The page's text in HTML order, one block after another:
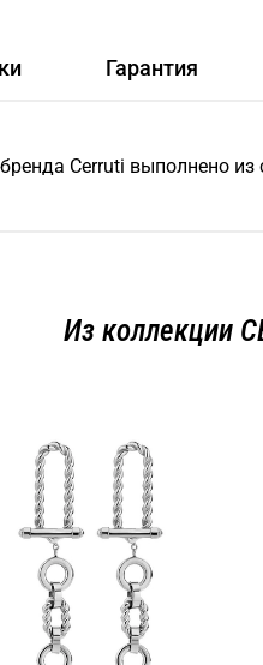
Гарантия
Cerruti выполнено
Из коллекции